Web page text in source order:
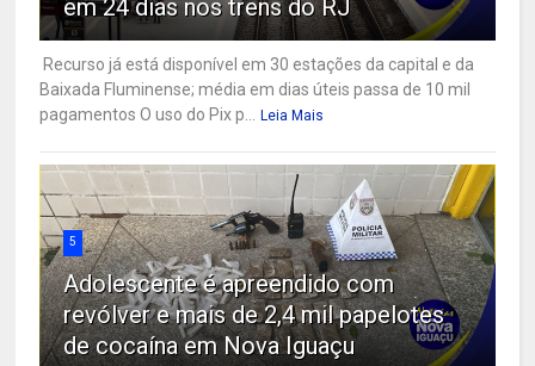
em 24 dias nos trens do RJ
Recurso já está disponível em 30 estações da capital e da
Baixada Fluminense; média em dias úteis passa de 10 mil
pagamentos O uso do Pix p...
Leia Mais
5
Adolescente é apreendido com
revólver e mais de 2,4 mil papelotes
de cocaína em Nova Iguaçu